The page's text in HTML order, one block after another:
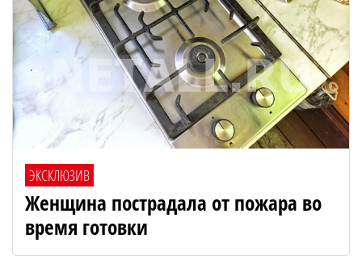
ЭКСКЛЮЗИВ
Женщина пострадала от пожара во
время готовки